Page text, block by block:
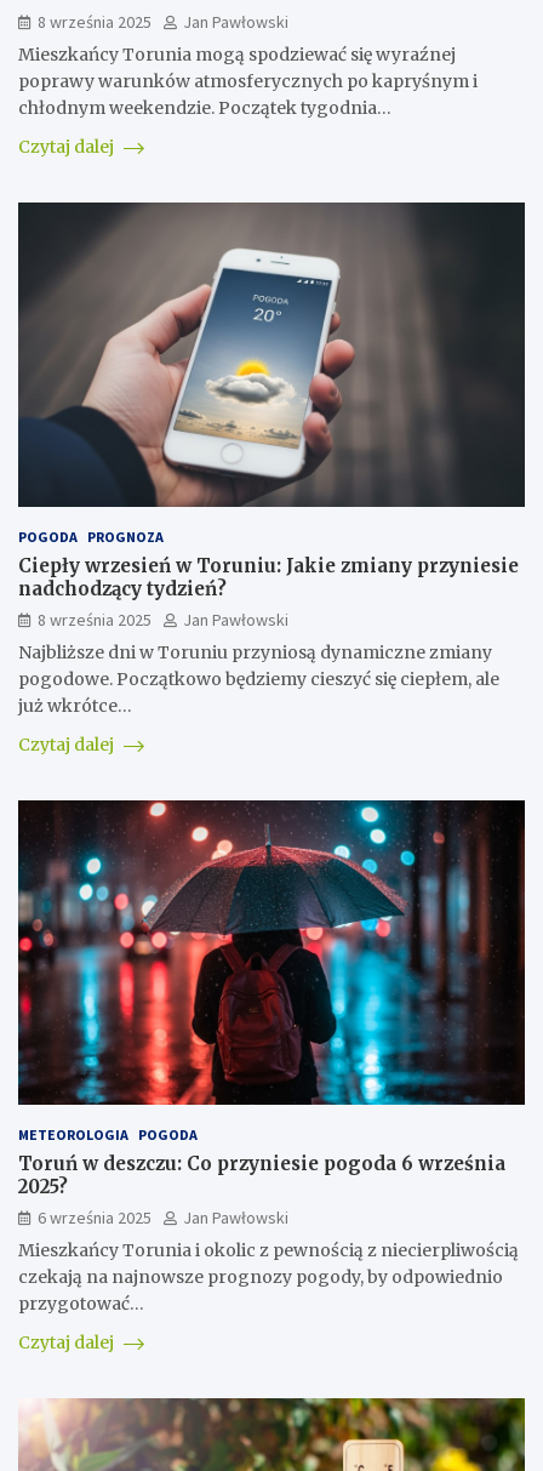
8 września 2025
Jan Pawłowski
Mieszkańcy Torunia mogą spodziewać się wyraźnej
poprawy warunków atmosferycznych po kapryśnym i
chłodnym weekendzie. Początek tygodnia…
Czytaj dalej
POGODA PROGNOZA
Ciepły wrzesień w Toruniu: Jakie zmiany przyniesie
nadchodzący tydzień?
8 września 2025
Jan Pawłowski
Najbliższe dni w Toruniu przyniosą dynamiczne zmiany
pogodowe. Początkowo będziemy cieszyć się ciepłem, ale
już wkrótce…
Czytaj dalej
METEOROLOGIA POGODA
Toruń w deszczu: Co przyniesie pogoda 6 września
2025?
6 września 2025
Jan Pawłowski
Mieszkańcy Torunia i okolic z pewnością z niecierpliwością
czekają na najnowsze prognozy pogody, by odpowiednio
przygotować…
Czytaj dalej